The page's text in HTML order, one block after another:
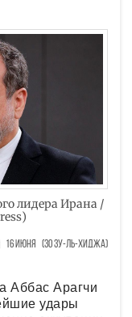
лидера Ирана /
16 Июня (30 Зу-ль-хиджа)
Аббас Арагчи
удары